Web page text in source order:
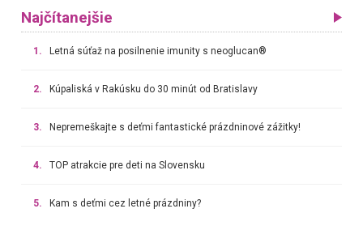
Najčítanejšie
1. Letná súťaž na posilnenie imunity s neoglucan®
2. Kúpaliská v Rakúsku do 30 minút od Bratislavy
3. Nepremeškajte s deťmi fantastické prázdninové zážitky!
4. TOP atrakcie pre deti na Slovensku
5. Kam s deťmi cez letné prázdniny?